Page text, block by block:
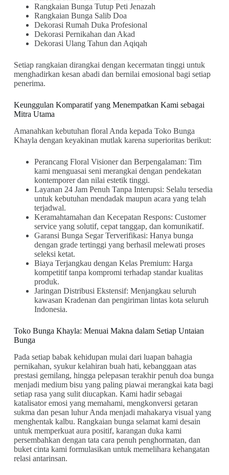
Rangkaian Bunga Tutup Peti Jenazah
Rangkaian Bunga Salib Doa
Dekorasi Rumah Duka Profesional
Dekorasi Pernikahan dan Akad
Dekorasi Ulang Tahun dan Aqiqah
Setiap rangkaian dirangkai dengan kecermatan tinggi untuk
menghadirkan kesan abadi dan bernilai emosional bagi setiap
penerima.
Keunggulan Komparatif yang Menempatkan Kami sebagai
Mitra Utama
Amanahkan kebutuhan floral Anda kepada Toko Bunga
Khayla dengan keyakinan mutlak karena superioritas berikut:
Perancang Floral Visioner dan Berpengalaman: Tim
kami menguasai seni merangkai dengan pendekatan
kontemporer dan nilai estetik tinggi.
Layanan 24 Jam Penuh Tanpa Interupsi: Selalu tersedia
untuk kebutuhan mendadak maupun acara yang telah
terjadwal.
Keramahtamahan dan Kecepatan Respons: Customer
service yang solutif, cepat tanggap, dan komunikatif.
Garansi Bunga Segar Terverifikasi: Hanya bunga
dengan grade tertinggi yang berhasil melewati proses
seleksi ketat.
Biaya Terjangkau dengan Kelas Premium: Harga
kompetitif tanpa kompromi terhadap standar kualitas
produk.
Jaringan Distribusi Ekstensif: Menjangkau seluruh
kawasan Kradenan dan pengiriman lintas kota seluruh
Indonesia.
Toko Bunga Khayla: Menuai Makna dalam Setiap Untaian
Bunga
Pada setiap babak kehidupan mulai dari luapan bahagia
pernikahan, syukur kelahiran buah hati, kebanggaan atas
prestasi gemilang, hingga pelepasan terakhir penuh doa bunga
menjadi medium bisu yang paling piawai merangkai kata bagi
setiap rasa yang sulit diucapkan. Kami hadir sebagai
katalisator emosi yang memahami, mengkonversi getaran
sukma dan pesan luhur Anda menjadi mahakarya visual yang
menghentak kalbu. Rangkaian bunga selamat kami desain
untuk memperkuat aura positif, karangan duka kami
persembahkan dengan tata cara penuh penghormatan, dan
buket cinta kami formulasikan untuk memelihara kehangatan
relasi antarinsan.